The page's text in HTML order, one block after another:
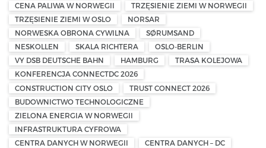
CENA PALIWA W NORWEGII
TRZĘSIENIE ZIEMI W NORWEGII
TRZĘSIENIE ZIEMI W OSLO
NORSAR
NORWESKA OBRONA CYWILNA
SØRUMSAND
NESKOLLEN
SKALA RICHTERA
OSLO-BERLIN
VY DSB DEUTSCHE BAHN
HAMBURG
TRASA KOLEJOWA
KONFERENCJA CONNECTDC 2026
CONSTRUCTION CITY OSLO
TRUST CONNECT 2026
BUDOWNICTWO TECHNOLOGICZNE
ZIELONA ENERGIA W NORWEGII
INFRASTRUKTURA CYFROWA
CENTRA DANYCH W NORWEGII
CENTRA DANYCH – DC